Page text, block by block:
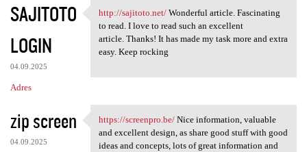
SAJITOTO
LOGIN
04.09.2025
Adres
http://sajitoto.net/
http://sajitoto.net/Wonderful article. Fascinating
to read. I love to read such an excellent
article. Thanks! It has made my task more and extra
easy. Keep rocking
zip screen
04.09.2025
https://screenpro.be/ Nice
https://screenpro.be/Nice information, valuable
and excellent design, as share good stuff with good
ideas and concepts, lots of great information and